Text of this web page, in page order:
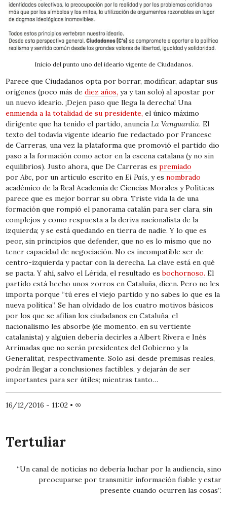
Inicio del punto uno del ideario vigente de Ciudadanos.
Parece que Ciudadanos opta por borrar, modificar, adaptar sus
orígenes (poco más dediez años, ya y tan solo) al apostar por
un nuevo ideario. ¡Dejen paso que llega la derecha! Una
enmienda a la totalidad de su presidente, el único máximo
dirigente que ha tenido el partido, anunciaLa Vanguardia. El
texto del todavía vigente ideario fue redactado por Francesc
de Carreras, una vez la plataforma que promovió el partido dio
paso a la formación como actor en la escena catalana (y no sin
equilibrios). Justo ahora, que De Carreras espremiado
porAbc, por un artículo escrito enEl País, y esnombrado
académico de la Real Academia de Ciencias Morales y Políticas
parece que es mejor borrar su obra. Triste vida la de una
formación que rompió el panorama catalán para ser clara, sin
complejos y como respuesta a la deriva nacionalista de la
izquierda; y se está quedando en tierra de nadie. Y lo que es
peor, sin principios que defender, que no es lo mismo que no
tener capacidad de negociación. No es incompatible ser de
centro-izquierda y pactar con la derecha. La clave está en qué
se pacta. Y ahí, salvo el Lérida, el resultado esbochornoso. El
partido está hecho unos zorros en Cataluña, dicen. Pero no les
importa porque “tú eres el viejo partido y no sabes lo que es la
nueva política”. Se han olvidado de los cuatro motivos básicos
por los que se afilian los ciudadanos en Cataluña, el
nacionalismo les absorbe (de momento, en su vertiente
catalanista) y alguien debería decirles a Albert Rivera e Inés
Arrimadas que no serán presidentes del Gobierno y la
Generalitat, respectivamente. Solo así, desde premisas reales,
podrán llegar a conclusiones factibles, y dejarán de ser
importantes para ser útiles; mientras tanto…
16/12/2016 - 11:02 • ∞
Tertuliar
“Un canal de noticias no debería luchar por la audiencia, sino
preocuparse por transmitir información fiable y estar
presente cuando ocurren las cosas”.